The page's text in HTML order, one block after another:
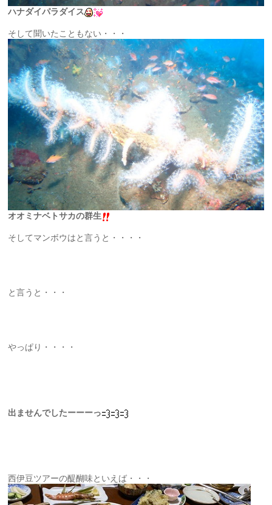
ハナダイパラダイス
そして聞いたこともない・・・
オオミナベトサカの群生
そしてマンボウはと言うと・・・・
と言うと・・・
やっぱり・・・・
出ませんでしたーーーっ
西伊豆ツアーの醍醐味といえば・・・